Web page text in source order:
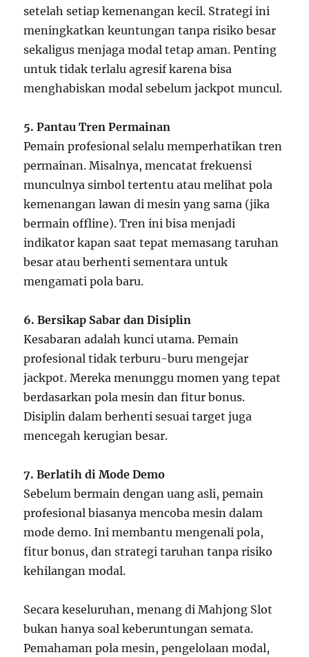
setelah setiap kemenangan kecil. Strategi ini
meningkatkan keuntungan tanpa risiko besar
sekaligus menjaga modal tetap aman. Penting
untuk tidak terlalu agresif karena bisa
menghabiskan modal sebelum jackpot muncul.
5. Pantau Tren Permainan
Pemain profesional selalu memperhatikan tren
permainan. Misalnya, mencatat frekuensi
munculnya simbol tertentu atau melihat pola
kemenangan lawan di mesin yang sama (jika
bermain offline). Tren ini bisa menjadi
indikator kapan saat tepat memasang taruhan
besar atau berhenti sementara untuk
mengamati pola baru.
6. Bersikap Sabar dan Disiplin
Kesabaran adalah kunci utama. Pemain
profesional tidak terburu-buru mengejar
jackpot. Mereka menunggu momen yang tepat
berdasarkan pola mesin dan fitur bonus.
Disiplin dalam berhenti sesuai target juga
mencegah kerugian besar.
7. Berlatih di Mode Demo
Sebelum bermain dengan uang asli, pemain
profesional biasanya mencoba mesin dalam
mode demo. Ini membantu mengenali pola,
fitur bonus, dan strategi taruhan tanpa risiko
kehilangan modal.
Secara keseluruhan, menang di Mahjong Slot
bukan hanya soal keberuntungan semata.
Pemahaman pola mesin, pengelolaan modal,